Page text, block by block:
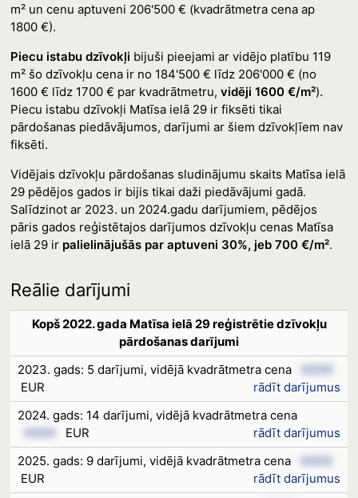
m² un cenu aptuveni 206'500 € (kvadrātmetra cena ap
1800 €).
Piecu istabu dzīvokļi bijuši pieejami ar vidējo platību 119
m² šo dzīvokļu cena ir no 184'500 € līdz 206'000 € (no
1600 € līdz 1700 € par kvadrātmetru, vidēji 1600 €/m²).
Piecu istabu dzīvokļi Matīsa ielā 29 ir fiksēti tikai
pārdošanas piedāvājumos, darījumi ar šiem dzīvokļīem nav
fiksēti.
Vidējais dzīvokļu pārdošanas sludinājumu skaits Matīsa ielā
29 pēdējos gados ir bijis tikai daži piedāvājumi gadā.
Salīdzinot ar 2023. un 2024.gadu darījumiem, pēdējos
pāris gados reģistētajos darījumos dzīvokļu cenas Matīsa
ielā 29 ir palielinājušās par aptuveni 30%, jeb 700 €/m².
Reālie darījumi
Kopš 2022. gada Matīsa ielā 29 reģistrētie dzīvokļu
pārdošanas darījumi
2023. gads: 5 darījumi, vidējā kvadrātmetra cena
XXXX
EUR
rādīt darījumus
2024. gads: 14 darījumi, vidējā kvadrātmetra cena
XXXX
EUR
rādīt darījumus
2025. gads: 9 darījumi, vidējā kvadrātmetra cena
XXXX
EUR
rādīt darījumus